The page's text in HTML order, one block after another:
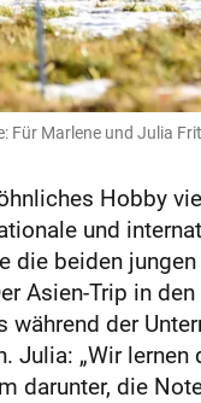
Für Marlene und Julia
Hobby
und
die beiden
Asien-Trip in
der
Julia: „Wir
darunter, die